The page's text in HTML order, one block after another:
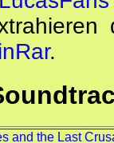
.
and the Last